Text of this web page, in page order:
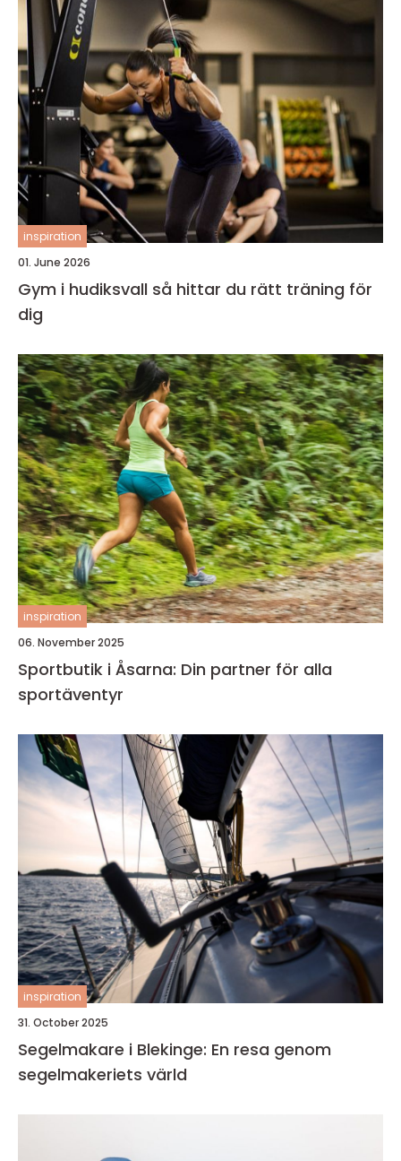
inspiration
01. June 2026
Gym i hudiksvall så hittar du rätt träning för
dig
inspiration
06. November 2025
Sportbutik i Åsarna: Din partner för alla
sportäventyr
inspiration
31. October 2025
Segelmakare i Blekinge: En resa genom
segelmakeriets värld